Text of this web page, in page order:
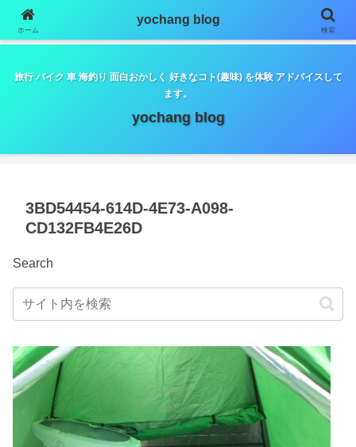
google.com, pub-5798179889932653, DIRECT,
f08c47fec0942fa0
旅行 バイク 車 海釣り 面白おかしく 好きなコト(趣味) を体験 アドバイスして
ます。
yochang blog
3BD54454-614D-4E73-A098-
CD132FB4E26D
Search
ホーム
yochang blog
検索